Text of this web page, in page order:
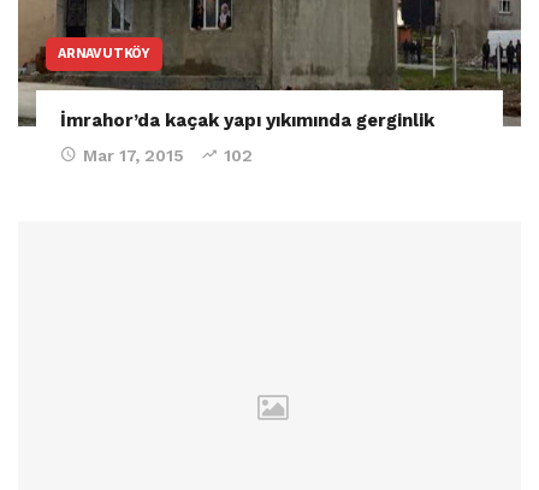
ARNAVUTKÖY
İmrahor’da kaçak yapı yıkımında gerginlik
Mar 17, 2015 102